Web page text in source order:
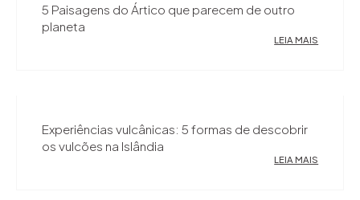
5 Paisagens do Ártico que parecem de outro
planeta
LEIA MAIS
Experiências vulcânicas: 5 formas de descobrir
os vulcões na Islândia
LEIA MAIS